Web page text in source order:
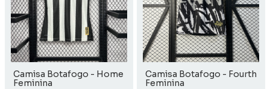
Camisa Botafogo - Home
Feminina
Camisa Botafogo - Fourth
Feminina